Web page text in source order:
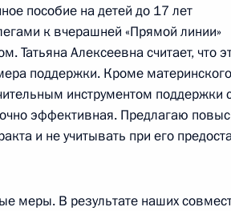
исполняющим
Россия» Владимиром
пособие на детей до 17 лет
к вчерашней «Прямой линии»
Татьяна Алексеевна считает, что
поддержки. Кроме материнского
инструментом поддержки
эффективная. Предлагаю
и не учитывать при его
меры. В результате наших